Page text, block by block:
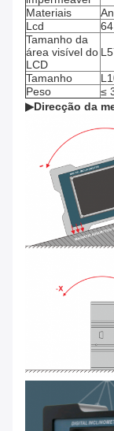
Materiais
Lcd
Tamanho da
área visível do
LCD
Tamanho
Peso
≤
▶Direcção da